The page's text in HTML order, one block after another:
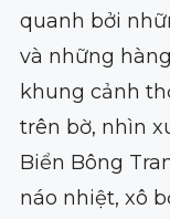
quanh bởi
và những
khung cảnh
trên bờ, nhìn
Biển Bông
náo nhiệt, xô